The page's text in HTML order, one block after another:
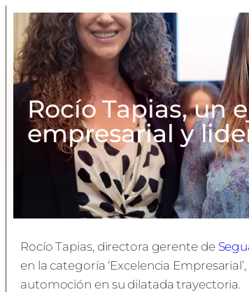
Rocío Tapias, un
empresarial y
Rocío Tapias, directora gerente de
en la categoría ‘Excelencia
automoción en su dilatada trayectoria.